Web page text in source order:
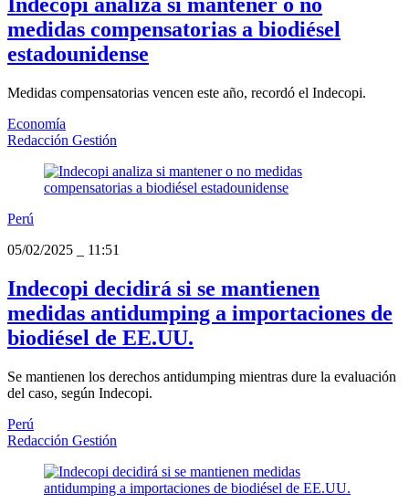
Indecopi analiza si mantener o no
medidas compensatorias a biodiésel
estadounidense
Medidas compensatorias vencen este año, recordó el Indecopi.
Economía
Redacción Gestión
Perú
05/02/2025
11:51
Indecopi decidirá si se mantienen
medidas antidumping a importaciones de
biodiésel de EE.UU.
Se mantienen los derechos antidumping mientras dure la evaluación
del caso, según Indecopi.
Perú
Redacción Gestión